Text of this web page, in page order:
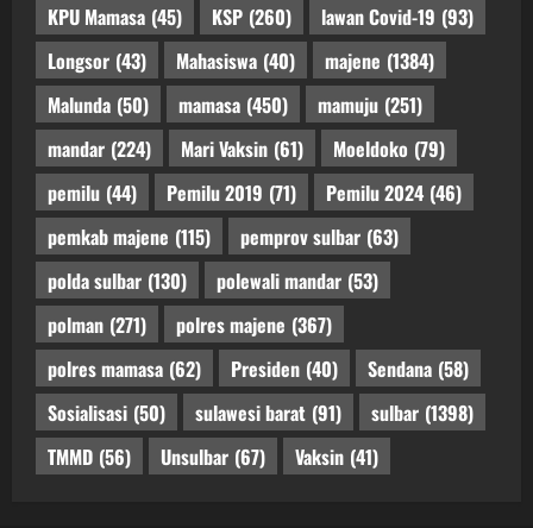
KPU Mamasa (45) KSP (260) lawan Covid-19 (93)
Longsor (43) Mahasiswa (40) majene (1384)
Malunda (50) mamasa (450) mamuju (251)
mandar (224) Mari Vaksin (61) Moeldoko (79)
pemilu (44) Pemilu 2019 (71) Pemilu 2024 (46)
pemkab majene (115) pemprov sulbar (63)
polda sulbar (130) polewali mandar (53)
polman (271) polres majene (367)
polres mamasa (62) Presiden (40) Sendana (58)
Sosialisasi (50) sulawesi barat (91) sulbar (1398)
TMMD (56) Unsulbar (67) Vaksin (41)